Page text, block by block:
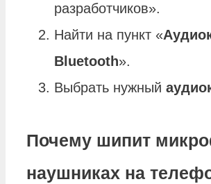
разработчиков».
Найти на пункт «
Bluetooth».
Выбрать нужный
Почему шипит
наушниках на